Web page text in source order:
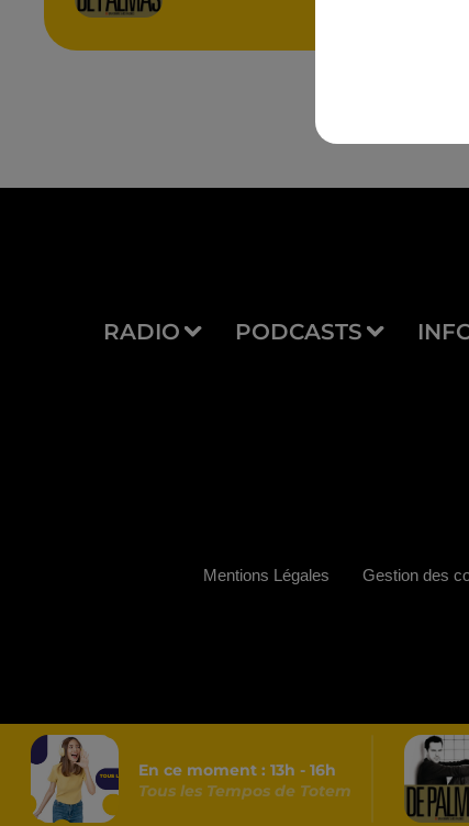
RADIO PODCASTS
En ce moment : 13h - 16h
Tous les Tempos de Totem
Mentions Légales Gestion des